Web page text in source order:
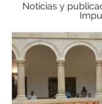
Noticias y